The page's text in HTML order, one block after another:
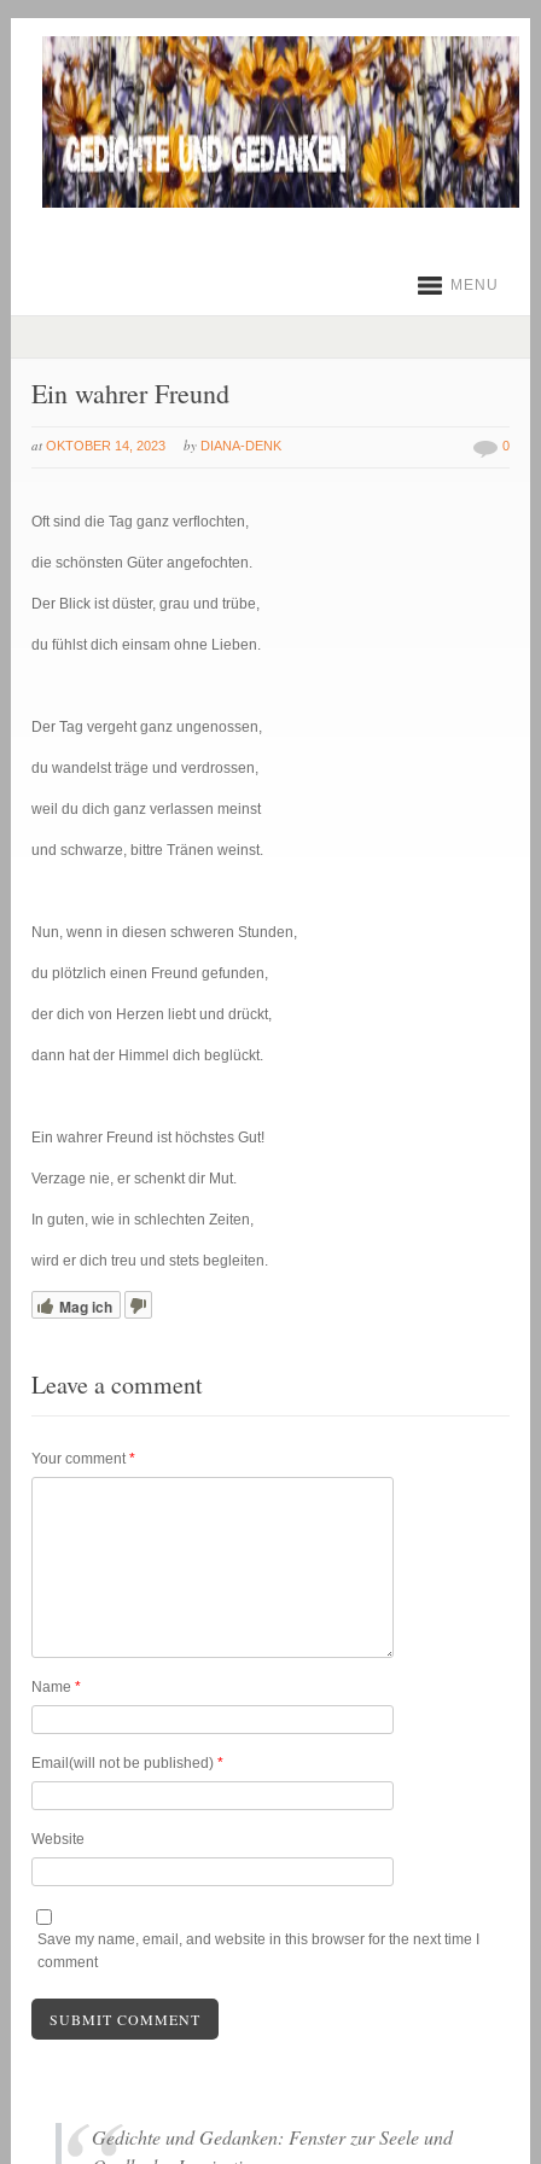
MENU
Ein wahrer Freund
at OKTOBER 14, 2023 by DIANA-DENK 0
Oft sind die Tag ganz verflochten,
die schönsten Güter angefochten.
Der Blick ist düster, grau und trübe,
du fühlst dich einsam ohne Lieben.
Der Tag vergeht ganz ungenossen,
du wandelst träge und verdrossen,
weil du dich ganz verlassen meinst
und schwarze, bittre Tränen weinst.
Nun, wenn in diesen schweren Stunden,
du plötzlich einen Freund gefunden,
der dich von Herzen liebt und drückt,
dann hat der Himmel dich beglückt.
Ein wahrer Freund ist höchstes Gut!
Verzage nie, er schenkt dir Mut.
In guten, wie in schlechten Zeiten,
wird er dich treu und stets begleiten.
Mag ich
Leave a comment
Your comment*
Name*
Email(will not be published)*
Website
Save my name, email, and website in this browser for the next time I
comment
Gedichte und Gedanken: Fenster zur Seele und